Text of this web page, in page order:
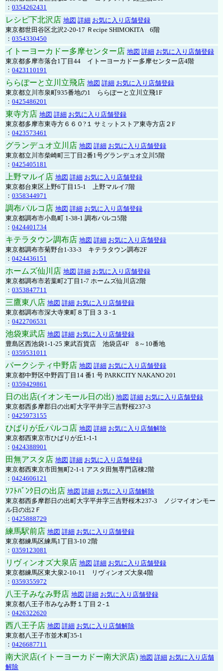
： 0354262431
レシピ下北沢店 地図 詳細 お気に入り店舗登録
東京都世田谷区北沢2-20-17 Ｒecipe SHIMOKITA 6階
： 0354330450
イトーヨーカドー多摩センター店 地図 詳細 お気に入り店舗登録
東京都多摩市落合1丁目44 イトーヨーカドー多摩センター店4階
： 0423110191
ららぽーと立川立飛店 地図 詳細 お気に入り店舗登録
東京都立川市泉町935番地の1 ららぽーと立川立飛1F
： 0425486201
東寺方店 地図 詳細 お気に入り店舗登録
東京都多摩市東寺方６６０?１ サミットストア東寺方店２F
： 0423573461
グランデュオ立川店 地図 詳細 お気に入り店舗登録
東京都立川市柴崎町三丁目2番1号グランデュオ立川5階
： 0425405181
上野マルイ店 地図 詳細 お気に入り店舗登録
東京都台東区上野6丁目15-1 上野マルイ7階
： 0358344971
調布パルコ店 地図 詳細 お気に入り店舗登録
東京都調布市小島町 1-38-1 調布パルコ5階
： 0424401734
キテラタウン調布店 地図 詳細 お気に入り店舗登録
東京都調布市菊野台1-33-3 キテラタウン調布2F
： 0424436151
ホームズ仙川店 地図 詳細 お気に入り店舗登録
東京都調布市若葉町2丁目1-7 ホームズ仙川店2階
： 0353847711
三鷹東八店 地図 詳細 お気に入り店舗登録
東京都調布市深大寺東町８丁目３３-１
： 0422706531
池袋東武店 地図 詳細 お気に入り店舗登録
豊島区西池袋1-1-25 東武百貨店 池袋店4F 8～10番地
： 0359531011
パークシティ中野店 地図 詳細 お気に入り店舗登録
東京都中野区中野四丁目14 番1 号 PARKCITY NAKANO 201
： 0359429861
日の出店(イオンモール日の出) 地図 詳細 お気に入り店舗登録
東京都西多摩郡日の出町大字平井字三吉野桜237-3
： 0425973155
ひばりが丘パルコ店 地図 詳細 お気に入り店舗解除
東京都西東京市ひばりが丘1-1-1
： 0424388901
田無アスタ店 地図 詳細 お気に入り店舗登録
東京都西東京市田無町2-1-1 アスタ田無専門店棟2階
： 0424606121
ｿﾌﾄﾊﾞﾝｸ日の出店 地図 詳細 お気に入り店舗解除
東京都西多摩郡日の出町大字平井字三吉野桜木237-3 ノジマイオンモー
ル日の出2Ｆ
： 0425888729
練馬駅前店 地図 詳細 お気に入り店舗登録
東京都練馬区練馬1丁目3-10 2階
： 0359123081
リヴィンオズ大泉店 地図 詳細 お気に入り店舗登録
東京都練馬区東大泉2-10-11 リヴィンオズ大泉4階
： 0359355972
八王子みなみ野店 地図 詳細 お気に入り店舗登録
東京都八王子市みなみ野１丁目２-１
： 0426322620
西八王子店 地図 詳細 お気に入り店舗解除
東京都八王子市並木町35-1
： 0426687711
南大沢店(イトーヨーカドー南大沢店) 地図 詳細 お気に入り店舗
解除